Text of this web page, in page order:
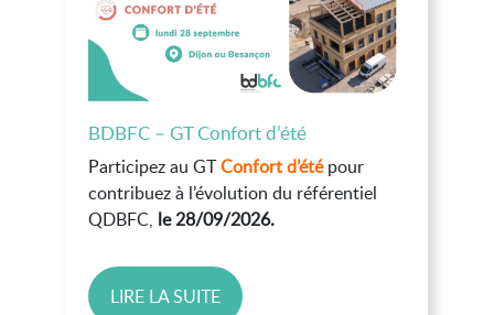
BDBFC – GT Confort d’été
Participez au GTConfort d’été pour
contribuez à l’évolution du référentiel
QDBFC, le 28/09/2026.
LIRE LA SUITE